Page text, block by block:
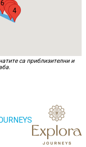
1
4
5
6 7
8
са приблизителни и